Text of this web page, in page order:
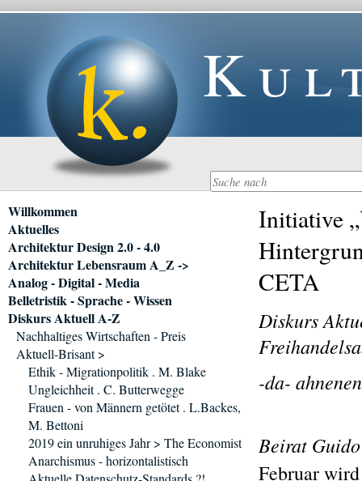
Initiative
CETA
Diskurs
-da-
Beirat
Februar
Navigation
überspringen
Willkommen
Aktuelles
Architektur Design 2.0 - 4.0
Architektur Lebensraum A_Z ->
Analog - Digital - Media
Belletristik - Sprache - Wissen
Diskurs Aktuell A-Z
Nachhaltiges Wirtschaften - Preis
Aktuell-Brisant >
Ethik - Migrationpolitik . M. Blake
Ungleichheit . C. Butterwegge
Frauen - von Männern getötet . L.Backes,
M. Bettoni
2019 ein unruhiges Jahr > The Economist
Anarchismus - horizontalistisch